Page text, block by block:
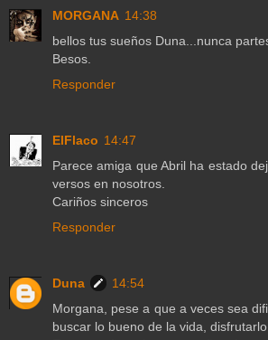
MORGANA 14:38
bellos tus sueños Duna...nunca
Besos.
Responder
ElFlaco 14:47
Parece amiga que Abril ha estado
versos en nosotros.
Cariños sinceros
Responder
Duna
14:54
Morgana, pese a que a veces sea
buscar lo bueno de la vida,